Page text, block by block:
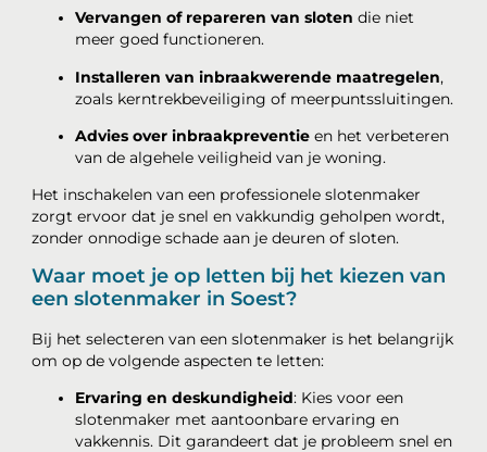
Vervangen of repareren van sloten die niet
meer goed functioneren.
Installeren van inbraakwerende maatregelen,
zoals kerntrekbeveiliging of meerpuntssluitingen.
Advies over inbraakpreventie en het verbeteren
van de algehele veiligheid van je woning.
Het inschakelen van een professionele slotenmaker
zorgt ervoor dat je snel en vakkundig geholpen wordt,
zonder onnodige schade aan je deuren of sloten.
Waar moet je op letten bij het kiezen van
een slotenmaker in Soest?
Bij het selecteren van een slotenmaker is het belangrijk
om op de volgende aspecten te letten:
Ervaring en deskundigheid: Kies voor een
slotenmaker met aantoonbare ervaring en
vakkennis. Dit garandeert dat je probleem snel en